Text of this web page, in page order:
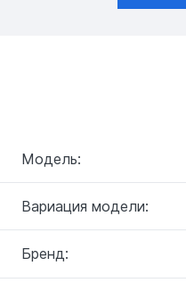
Модель:
Вариация модели:
Бренд: